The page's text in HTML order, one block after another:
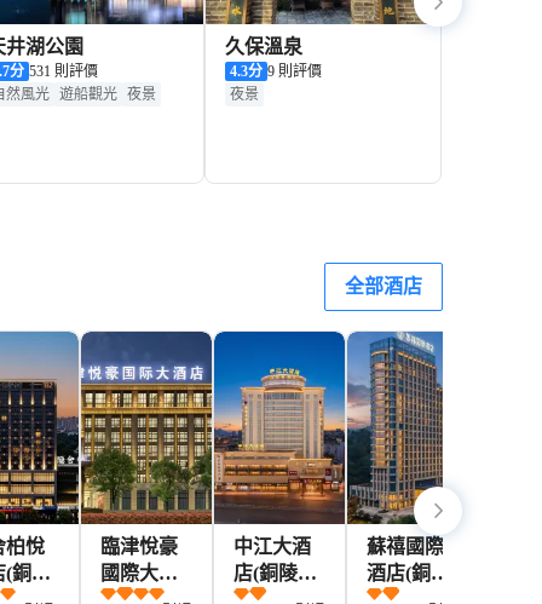
井湖公園
分 531 則評價
然風光 遊船觀光 夜景
久保溫泉
4.3分 9 則評價
夜景
全部酒店
柏悅
(銅陵
星城
臨津悅豪
國際大酒
店(銅陵義
中江大酒
店(銅陵長
江中路地
蘇禧國際
酒店(銅陵
站北京東